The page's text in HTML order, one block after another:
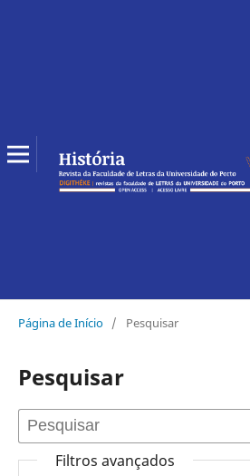
Página de Início / Pesquisar
Pesquisar
Filtros avançados